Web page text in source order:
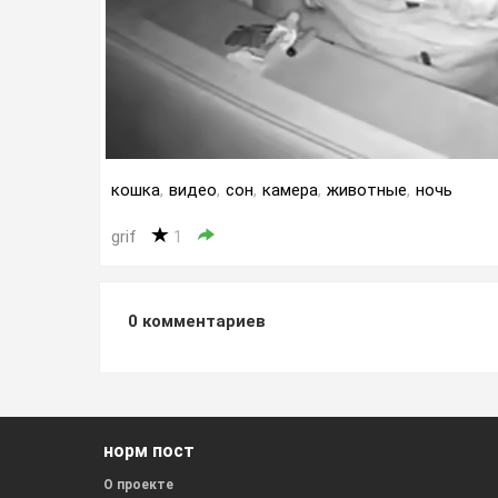
кошка, видео, сон, камера, животные, ночь
grif 1
0 комментариев
норм пост
О проекте